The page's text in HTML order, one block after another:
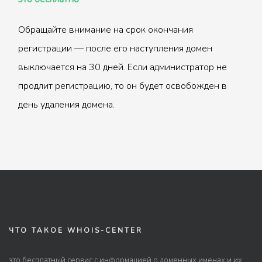
Обращайте внимание на срок окончания
регистрации — после его наступления домен
выключается на 30 дней. Если администратор не
продлит регистрацию, то он будет освобожден в
день удаления домена.
ЧТО ТАКОЕ WHOIS-CENTER